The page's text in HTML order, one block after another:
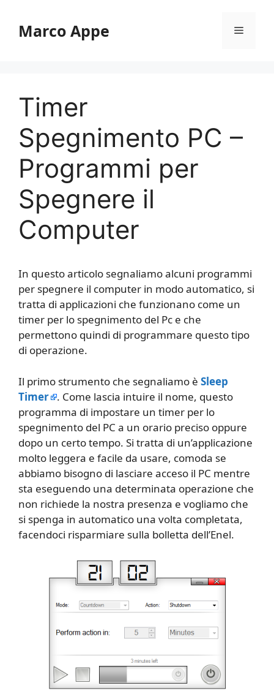
contenuto
Marco Appe Menu
Timer
Spegnimento PC –
Programmi per
Spegnere il
Computer
In questo articolo segnaliamo alcuni programmi
per spegnere il computer in modo automatico, si
tratta di applicazioni che funzionano come un
timer per lo spegnimento del Pc e che
permettono quindi di programmare questo tipo
di operazione.
Il primo strumento che segnaliamo è Sleep
Timer
. Come lascia intuire il nome, questo
programma di impostare un timer per lo
spegnimento del PC a un orario preciso oppure
dopo un certo tempo. Si tratta di un’applicazione
molto leggera e facile da usare, comoda se
abbiamo bisogno di lasciare acceso il PC mentre
sta eseguendo una determinata operazione che
non richiede la nostra presenza e vogliamo che
si spenga in automatico una volta completata,
facendoci risparmiare sulla bolletta dell’Enel.